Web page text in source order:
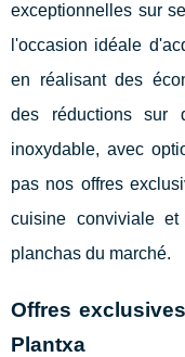
exceptionnelles sur
l'occasion idéale
en réalisant des
des réductions sur
inoxydable, avec
pas nos offres
cuisine conviviale
planchas du marché.
Offres
Plantxa